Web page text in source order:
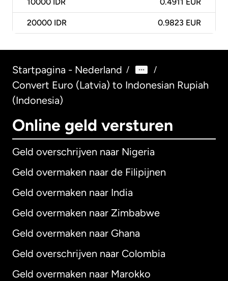
10000 IDR 0.4911 EUR
20000 IDR 0.9823 EUR
Startpagina - Nederland / /
Convert Euro (Latvia) to Indonesian Rupiah
(Indonesia)
Online geld versturen
Geld overschrijven naar Nigeria
Geld overmaken naar de Filipijnen
Geld overmaken naar India
Geld overmaken naar Zimbabwe
Geld overmaken naar Ghana
Geld overschrijven naar Colombia
Geld overmaken naar Marokko